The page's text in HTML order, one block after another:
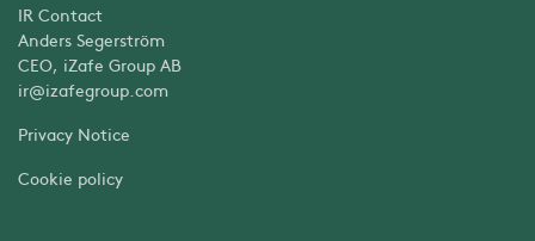
IR Contact
Anders Segerström
CEO, iZafe Group AB
ir@izafegroup.com
Privacy Notice
Cookie policy